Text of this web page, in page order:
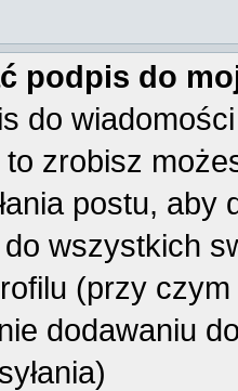
podpis do
do
to zrobisz
postu,
wszystkich
(przy
dodawaniu